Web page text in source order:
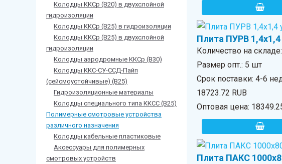
Колодцы ККСр (В20) в двухслойной
гидроизоляции
Колодцы ККСр (В25) в гидроизоляции
Колодцы ККСр (В25) в двухслойной
гидроизоляции
Колодцы аэродромные ККСр (В30)
Колодцы ККС-СУ-ССД-Пайп
(сейсмоустойчивые) (В25)
Гидроизоляционные материалы
Колодцы специального типа ККСС (В25)
Полимерные смотровые устройства
различного назначения
Колодцы кабельные пластиковые
Аксессуары для полимерных
смотровых устройств
Плита ПУРВ 1,4х1,4
Количество на складе:
Размер опт.: 5 шт
Срок поставки: 4-6
18723.72 RUB
Оптовая цена:
Плита ПАКС